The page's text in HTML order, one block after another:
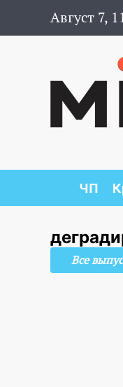
Август 7,
ЧП
Все